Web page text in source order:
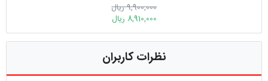
9,900,000 ریال
8,910,000 ریال
نظرات کاربران